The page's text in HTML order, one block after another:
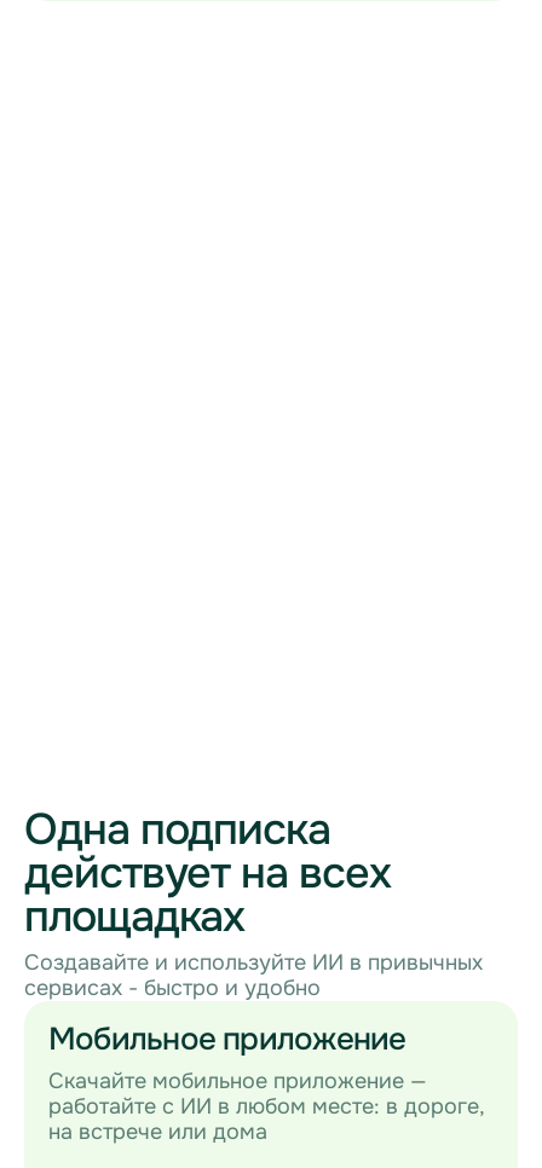
Одна подписка
действует на всех
площадках
Создавайте и используйте ИИ в привычных
сервисах - быстро и удобно
Мобильное приложение
Скачайте мобильное приложение —
работайте с ИИ в любом месте: в дороге,
на встрече или дома